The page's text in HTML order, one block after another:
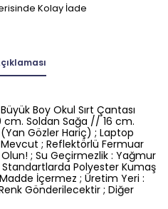
Kolay İade
Boy Okul Sırt Çantası
cm. Soldan Sağa // 16 cm.
(Yan Gözler Hariç) ; Laptop
; Reflektörlü Fermuar
; Su Geçirmezlik : Yağmur
Standartlarda Polyester Kumaş
İçermez ; Üretim Yeri :
Gönderilecektir ; Diğer